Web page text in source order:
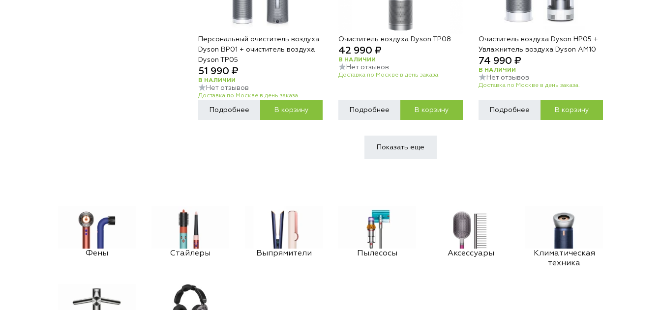
Персональный очиститель воздуха
Dyson BP01 + очиститель воздуха
Dyson TP05
51 990 ₽
В НАЛИЧИИ
Нет отзывов
Доставка по Москве в день заказа.
Подробнее В корзину
Очиститель воздуха Dyson TP08
42 990 ₽
В НАЛИЧИИ
Нет отзывов
Доставка по Москве в день заказа.
Подробнее В корзину
Очиститель воздуха Dyson HP05 +
Увлажнитель воздуха Dyson AM10
74 990 ₽
В НАЛИЧИИ
Нет отзывов
Доставка по Москве в день заказа.
Подробнее В корзину
Показать еще
Фены Стайлеры Выпрямители Пылесосы Аксессуары
Климатическая
техника